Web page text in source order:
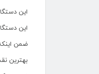
این دستگاه ها فرش
این
ضمن
بهترین